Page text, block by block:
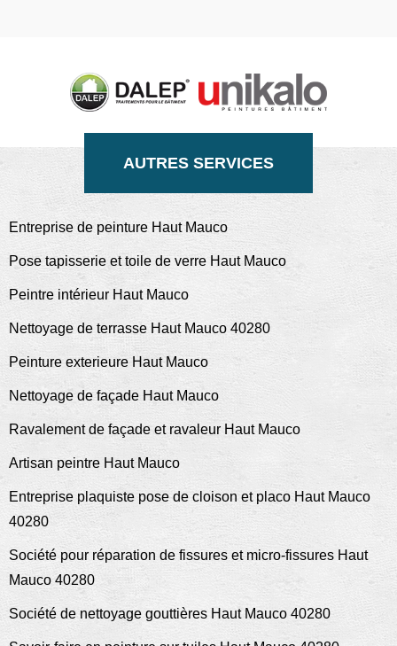
AUTRES SERVICES
Entreprise de peinture Haut Mauco
Pose tapisserie et toile de verre Haut Mauco
Peintre intérieur Haut Mauco
Nettoyage de terrasse Haut Mauco 40280
Peinture exterieure Haut Mauco
Nettoyage de façade Haut Mauco
Ravalement de façade et ravaleur Haut Mauco
Artisan peintre Haut Mauco
Entreprise plaquiste pose de cloison et placo Haut Mauco
40280
Société pour réparation de fissures et micro-fissures Haut
Mauco 40280
Société de nettoyage gouttières Haut Mauco 40280